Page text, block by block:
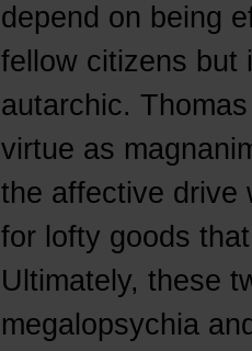
depend on being
fellow citizens but
autarchic.
virtue as
the affective drive
for lofty goods
Ultimately, these
megalopsychia